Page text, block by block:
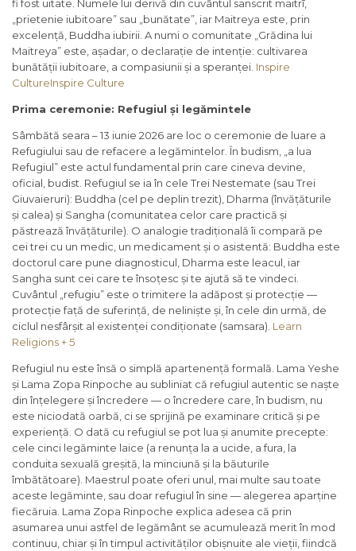
fi fost uitate. Numele lui derivă din cuvântul sanscrit maitrī,
„prietenie iubitoare” sau „bunătate”, iar Maitreya este, prin
excelență, Buddha iubirii. A numi o comunitate „Grădina lui
Maitreya” este, așadar, o declarație de intenție: cultivarea
bunătății iubitoare, a compasiunii și a speranței. Inspire
CultureInspire Culture
Prima ceremonie: Refugiul și legămintele
Sâmbătă seara – 13 iunie 2026 are loc o ceremonie de luare a
Refugiului sau de refacere a legămintelor. În budism, „a lua
Refugiul” este actul fundamental prin care cineva devine,
oficial, budist. Refugiul se ia în cele Trei Nestemate (sau Trei
Giuvaieruri): Buddha (cel pe deplin trezit), Dharma (învățăturile
și calea) și Sangha (comunitatea celor care practică și
păstrează învățăturile). O analogie tradițională îi compară pe
cei trei cu un medic, un medicament și o asistentă: Buddha este
doctorul care pune diagnosticul, Dharma este leacul, iar
Sangha sunt cei care te însoțesc și te ajută să te vindeci.
Cuvântul „refugiu” este o trimitere la adăpost și protecție —
protecție față de suferință, de neliniște și, în cele din urmă, de
ciclul nesfârșit al existenței condiționate (samsara). Learn
Religions + 5
Refugiul nu este însă o simplă apartenență formală. Lama Yeshe
și Lama Zopa Rinpoche au subliniat că refugiul autentic se naște
din înțelegere și încredere — o încredere care, în budism, nu
este niciodată oarbă, ci se sprijină pe examinare critică și pe
experiență. O dată cu refugiul se pot lua și anumite precepte:
cele cinci legăminte laice (a renunța la a ucide, a fura, la
conduita sexuală greșită, la minciună și la băuturile
îmbătătoare). Maestrul poate oferi unul, mai multe sau toate
aceste legăminte, sau doar refugiul în sine — alegerea aparține
fiecăruia. Lama Zopa Rinpoche explica adesea că prin
asumarea unui astfel de legământ se acumulează merit în mod
continuu, chiar și în timpul activităților obișnuite ale vieții, fiindcă